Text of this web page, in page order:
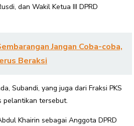
dan Wakil Ketua III DPRD
Jangan Coba-coba,
Beraksi
Subandi, yang juga dari Fraksi PKS
pelantikan tersebut.
Khairin sebagai Anggota DPRD